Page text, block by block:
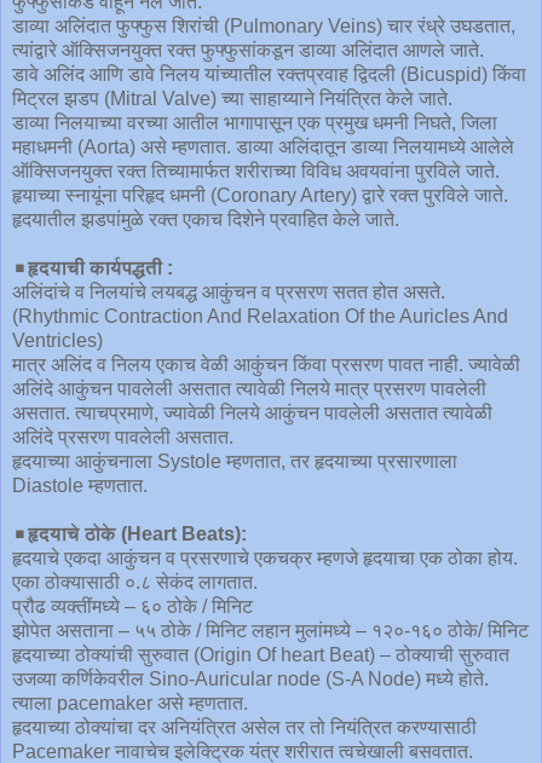
डाव्या अलिंदात फुफ्फुस शिरांची (Pulmonary Veins) चार रंध्रे उघडतात,
त्यांद्वारे ऑक्सिजनयुक्त रक्त फुफ्फुसांकडून डाव्या अलिंदात आणले जाते.
डावे अलिंद आणि डावे निलय यांच्यातील रक्तप्रवाह द्विदली (Bicuspid) किंवा
मिट्रल झडप (Mitral Valve) च्या साहाय्याने नियंत्रित केले जाते.
डाव्या निलयाच्या वरच्या आतील भागापासून एक प्रमुख धमनी निघते, जिला
महाधमनी (Aorta) असे म्हणतात. डाव्या अलिंदातून डाव्या निलयामध्ये आलेले
ऑक्सिजनयुक्त रक्त तिच्यामार्फत शरीराच्या विविध अवयवांना पुरविले जाते.
हृयाच्या स्नायूंना परिहृद धमनी (Coronary Artery) द्वारे रक्त पुरविले जाते.
हृदयातील झडपांमुळे रक्त एकाच दिशेने प्रवाहित केले जाते.
◾️हृदयाची कार्यपद्धती :
अलिंदांचे व निलयांचे लयबद्ध आकुंचन व प्रसरण सतत होत असते.
(Rhythmic Contraction And Relaxation Of the Auricles And
Ventricles)
मात्र अलिंद व निलय एकाच वेळी आकुंचन किंवा प्रसरण पावत नाही. ज्यावेळी
अलिंदे आकुंचन पावलेली असतात त्यावेळी निलये मात्र प्रसरण पावलेली
असतात. त्याचप्रमाणे, ज्यावेळी निलये आकुंचन पावलेली असतात त्यावेळी
अलिंदे प्रसरण पावलेली असतात.
हृदयाच्या आकुंचनाला Systole म्हणतात, तर हृदयाच्या प्रसारणाला
Diastole म्हणतात.
◾️हृदयाचे ठोके (Heart Beats):
हृदयाचे एकदा आकुंचन व प्रसरणाचे एकचक्र म्हणजे हृदयाचा एक ठोका होय.
एका ठोक्यासाठी ०.८ सेकंद लागतात.
प्रौढ व्यक्तींमध्ये – ६० ठोके / मिनिट
झोपेत असताना – ५५ ठोके / मिनिट लहान मुलांमध्ये – १२०-१६० ठोके/ मिनिट
हृदयाच्या ठोक्यांची सुरुवात (Origin Of heart Beat) – ठोक्याची सुरुवात
उजव्या कर्णिकेवरील Sino-Auricular node (S-A Node) मध्ये होते.
त्याला pacemaker असे म्हणतात.
हृदयाच्या ठोक्यांचा दर अनियंत्रित असेल तर तो नियंत्रित करण्यासाठी
Pacemaker नावाचेच इलेक्ट्रिक यंत्र शरीरात त्वचेखाली बसवतात.